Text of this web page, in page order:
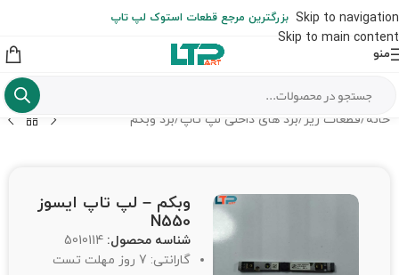
Skip to navigation
Skip to main content
از شهرستان به عهده مشتری است)
بزرگترین مرجع قطعات استوک لپ تاپ
منو
خانه /قطعات ریز /برد های داخلی لپ تاپ/برد وبکم
وبکم – لپ تاپ ایسوز
N550
شناسه محصول: 5010114
گارانتی: 7 روز مهلت تست